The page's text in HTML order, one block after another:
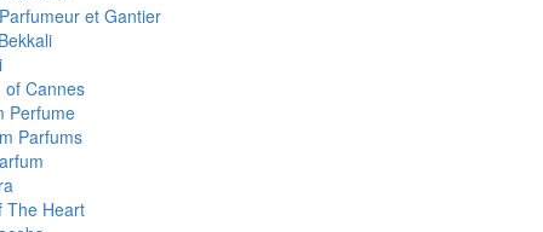
et Gantier
of Cannes
Perfume
Parfums
The Heart